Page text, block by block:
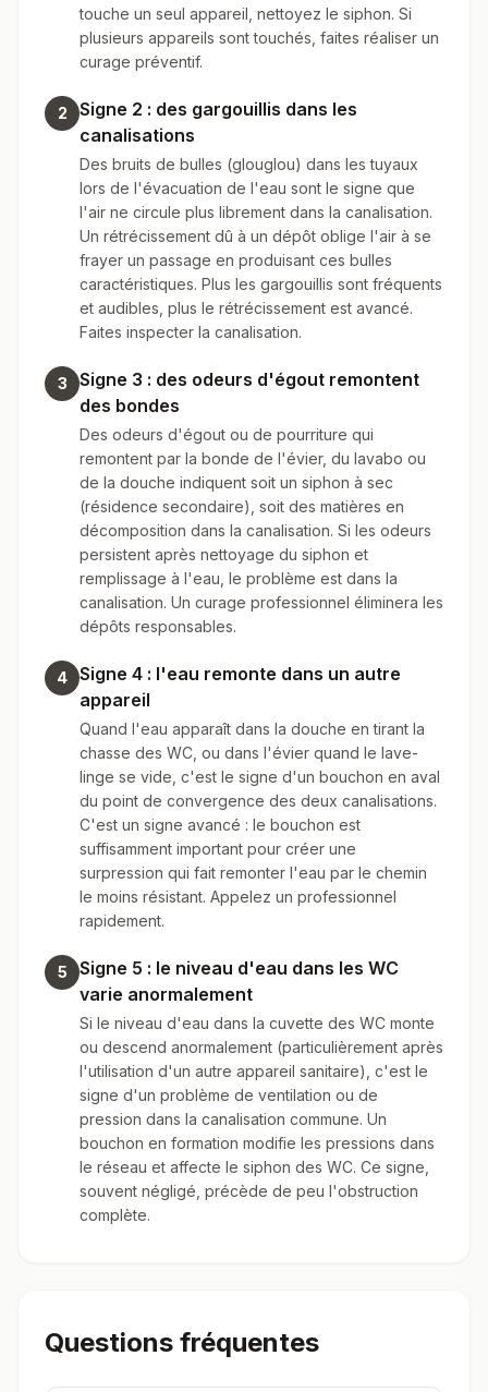
touche un seul appareil, nettoyez le siphon. Si
plusieurs appareils sont touchés, faites réaliser un
curage préventif.
2
Signe 2 : des gargouillis dans les
canalisations
Des bruits de bulles (glouglou) dans les tuyaux
lors de l'évacuation de l'eau sont le signe que
l'air ne circule plus librement dans la canalisation.
Un rétrécissement dû à un dépôt oblige l'air à se
frayer un passage en produisant ces bulles
caractéristiques. Plus les gargouillis sont fréquents
et audibles, plus le rétrécissement est avancé.
Faites inspecter la canalisation.
3
Signe 3 : des odeurs d'égout remontent
des bondes
Des odeurs d'égout ou de pourriture qui
remontent par la bonde de l'évier, du lavabo ou
de la douche indiquent soit un siphon à sec
(résidence secondaire), soit des matières en
décomposition dans la canalisation. Si les odeurs
persistent après nettoyage du siphon et
remplissage à l'eau, le problème est dans la
canalisation. Un curage professionnel éliminera les
dépôts responsables.
4
Signe 4 : l'eau remonte dans un autre
appareil
Quand l'eau apparaît dans la douche en tirant la
chasse des WC, ou dans l'évier quand le lave-
linge se vide, c'est le signe d'un bouchon en aval
du point de convergence des deux canalisations.
C'est un signe avancé : le bouchon est
suffisamment important pour créer une
surpression qui fait remonter l'eau par le chemin
le moins résistant. Appelez un professionnel
rapidement.
5
Signe 5 : le niveau d'eau dans les WC
varie anormalement
Si le niveau d'eau dans la cuvette des WC monte
ou descend anormalement (particulièrement après
l'utilisation d'un autre appareil sanitaire), c'est le
signe d'un problème de ventilation ou de
pression dans la canalisation commune. Un
bouchon en formation modifie les pressions dans
le réseau et affecte le siphon des WC. Ce signe,
souvent négligé, précède de peu l'obstruction
complète.
Questions fréquentes